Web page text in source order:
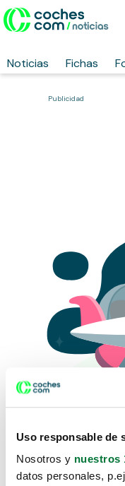
Uso responsable de
Nosotros y nuestros
datos personales,
Noticias Fichas
Publicidad